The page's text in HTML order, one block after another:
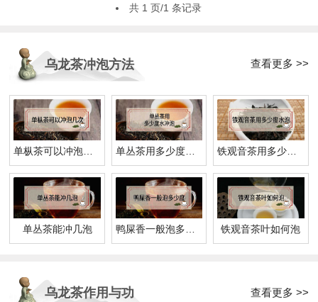
共 1 页/1 条记录
乌龙茶冲泡方法 查看更多 >>
单丛茶用多少度水冲泡 铁观音茶用多少度水泡
单丛茶能冲几泡 铁观音茶叶如何泡
乌龙茶作用与功 查看更多 >>